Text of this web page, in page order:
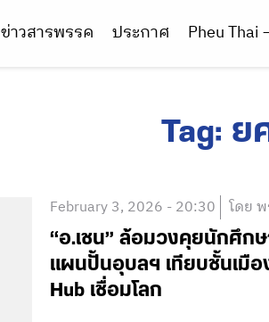
ข่าวสารพรรค ประกาศ Pheu Thai
Tag: ย
February 3, 2026 - 20:30 โดย
“อ.เชน” ล้อมวงคุยนักศึก
แผนปั้นอุบลฯ เทียบชั้นเมื
Hub เชื่อมโลก